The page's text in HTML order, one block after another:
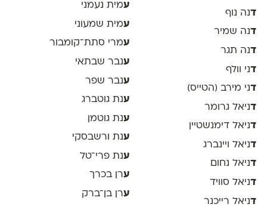
דנה נוף
דנה שמיר
דנה תגר
דני וולף
דני מירב (הטייס)
דניאל גרומר
דניאל דימנשטיין
דניאל ויינברג
דניאל נחום
דניאל סוויד
דניאל רייכנר
עמית נעמני
עמית שמעוני
עמרי סתת־קומבור
ענבר שבתאי
ענבר שפר
ענת גוטברג
ענת גוטמן
ענת ורשבסקי
ענת פרי־טל
ערן בכרך
ערן בן־ברק